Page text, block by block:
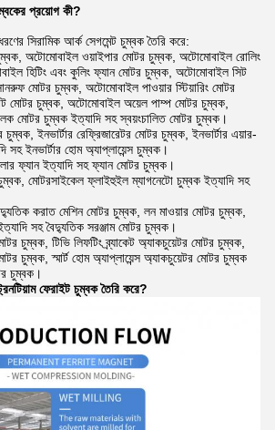
প্রয়োগ কী?
সিরামিক আর্ক সেগমেন্ট চুম্বক তৈরি করে:
অটোমোবাইল ওয়াইপার মোটর চুম্বক, অটোমোবাইল রোলিং
হিটিং এবং কুলিং ফ্যান মোটর চুম্বক, অটোমোবাইল সিট
মোটর চুম্বক, অটোমোবাইল পাওয়ার স্টিয়ারিং মোটর
মোটর চুম্বক, অটোমোবাইল অয়েল পাম্প মোটর চুম্বক,
মোটর চুম্বক ইত্যাদি সহ স্বয়ংচালিত মোটর চুম্বক।
চুম্বক, ইনভার্টার রেফ্রিজারেটর মোটর চুম্বক, ইনভার্টার এয়ার-
সহ ইনভার্টার হোম অ্যাপ্লায়েন্স চুম্বক।
ফ্যান ইত্যাদি সহ ফ্যান মোটর চুম্বক।
চুম্বক, মোটরসাইকেল ফ্লাইহুইল ম্যাগনেটো চুম্বক ইত্যাদি সহ
করাত মেশিন মোটর চুম্বক, লন মাওয়ার মোটর চুম্বক,
সহ বৈদ্যুতিক সরঞ্জাম মোটর চুম্বক।
চুম্বক, টিভি লিফটিং ব্র্যাকেট অ্যাকচুয়েটর মোটর চুম্বক,
চুম্বক, স্মার্ট হোম অ্যাপ্লায়েন্স অ্যাকচুয়েটর মোটর চুম্বক
চুম্বক।
ফেরাইট চুম্বক তৈরি করে?